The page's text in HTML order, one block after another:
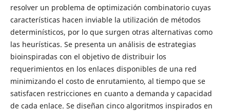
resolver un problema de optimización combinatorio cuyas
características hacen inviable la utilización de métodos
determinísticos, por lo que surgen otras alternativas como
las heurísticas. Se presenta un análisis de estrategias
bioinspiradas con el objetivo de distribuir los
requerimientos en los enlaces disponibles de una red
minimizando el costo de enrutamiento, al tiempo que se
satisfacen restricciones en cuanto a demanda y capacidad
de cada enlace. Se diseñan cinco algoritmos inspirados en